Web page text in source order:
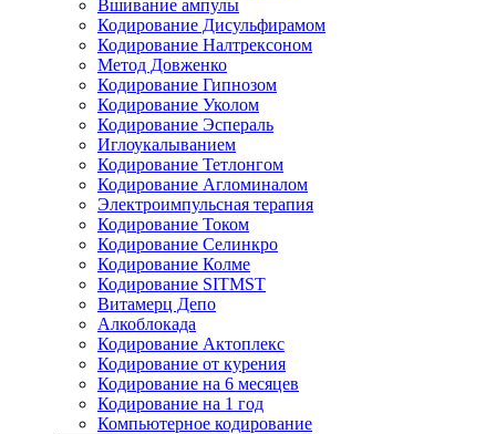
Вшивание ампулы
Кодирование Дисульфирамом
Кодирование Налтрексоном
Метод Довженко
Кодирование Гипнозом
Кодирование Уколом
Кодирование Эспераль
Иглоукалыванием
Кодирование Тетлонгом
Кодирование Агломиналом
Электроимпульсная терапия
Кодирование Током
Кодирование Селинкро
Кодирование Колме
Кодирование SITMST
Витамерц Депо
Алкоблокада
Кодирование Актоплекс
Кодирование от курения
Кодирование на 6 месяцев
Кодирование на 1 год
Компьютерное кодирование